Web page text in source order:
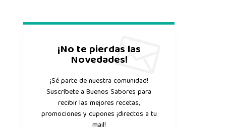
¡No te pierdas las
Novedades!
¡Sé parte de nuestra comunidad!
Suscríbete a Buenos Sabores para
recibir las mejores recetas,
promociones y cupones ¡directos a tu
mail!